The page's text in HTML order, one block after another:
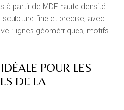
à partir de MDF haute densité.
sculpture fine et précise, avec
: lignes géométriques, motifs
POUR LES
DE LA